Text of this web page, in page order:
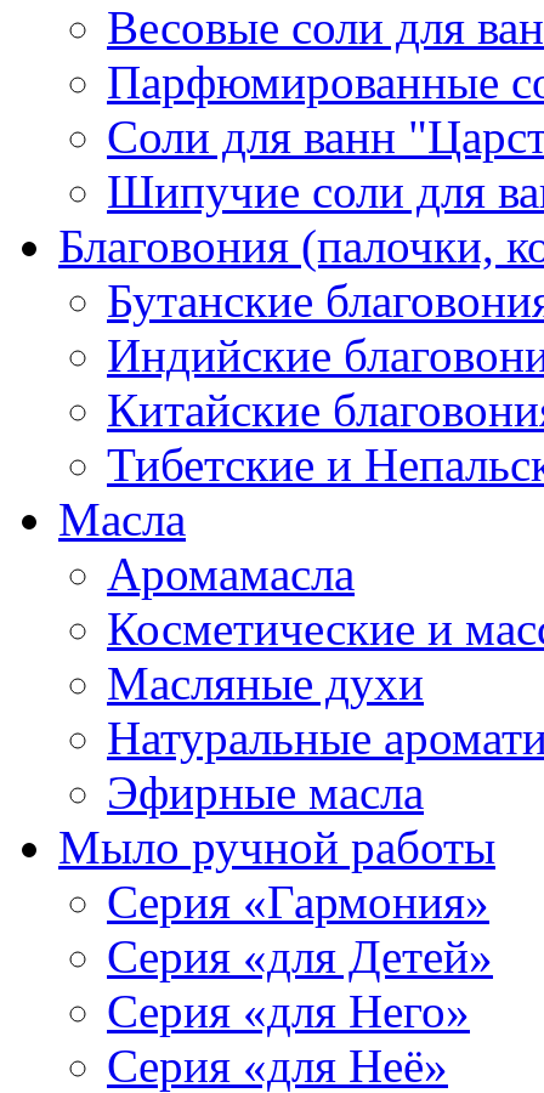
Весовые соли для
Парфюмированные
Соли для ванн
Шипучие соли для
Благовония (палочки,
Бутанские
Индийские
Китайские
Тибетские и
Масла
Аромамасла
Косметические и
Масляные духи
Натуральные
Эфирные масла
Мыло ручной работы
Серия «Гармония»
Серия «для Детей»
Серия «для Него»
Серия «для Неё»